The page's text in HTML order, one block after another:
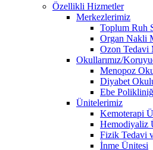
Özellikli Hizmetler
Merkezlerimiz
Toplum Ruh
Organ Nakli
Ozon Tedavi
Okullarımız/
Menopoz
Diyabet
Ebe
Ünitelerimiz
Kemoterapi
Hemodiyaliz
Fizik Tedavi
İnme Ünitesi